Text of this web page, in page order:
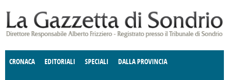
CRONACA EDITORIALI SPECIALI DALLA PROVINCIA